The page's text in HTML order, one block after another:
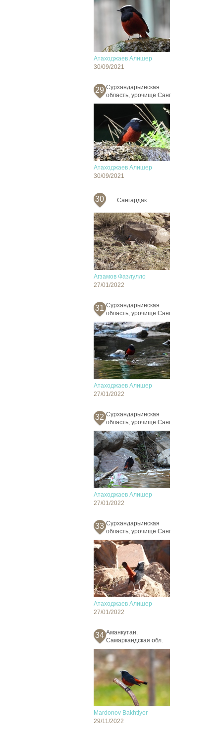
Атаходжаев Алишер
30/09/2021
29 Сурхандарьинская
область, урочище Санг
Атаходжаев Алишер
30/09/2021
30 Сангардак
Агзамов Фазлулло
27/01/2022
31 Сурхандарьинская
область, урочище Санг
Атаходжаев Алишер
27/01/2022
32 Сурхандарьинская
область, урочище Санг
Атаходжаев Алишер
27/01/2022
33 Сурхандарьинская
область, урочище Санг
Атаходжаев Алишер
27/01/2022
34 Аманкутан.
Самаркандская обл.
Mardonov Bakhtiyor
29/11/2022